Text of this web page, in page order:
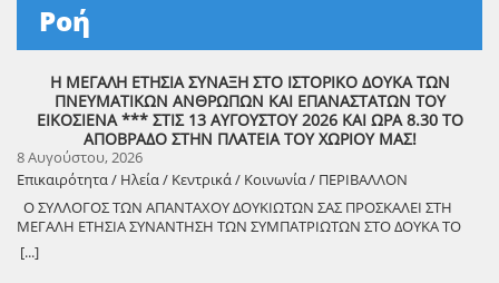
Ροή
Η ΜΕΓΑΛΗ ΕΤΗΣΙΑ ΣΥΝΑΞΗ ΣΤΟ ΙΣΤΟΡΙΚΟ ΔΟΥΚΑ ΤΩΝ
ΠΝΕΥΜΑΤΙΚΩΝ ΑΝΘΡΩΠΩΝ ΚΑΙ ΕΠΑΝΑΣΤΑΤΩΝ ΤΟΥ
ΕΙΚΟΣΙΕΝΑ *** ΣΤΙΣ 13 ΑΥΓΟΥΣΤΟΥ 2026 ΚΑΙ ΩΡΑ 8.30 ΤΟ
ΑΠΟΒΡΑΔΟ ΣΤΗΝ ΠΛΑΤΕΙΑ ΤΟΥ ΧΩΡΙΟΥ ΜΑΣ!
8 Αυγούστου, 2026
Επικαιρότητα / Ηλεία / Κεντρικά / Κοινωνία / ΠΕΡΙΒΑΛΛΟΝ
Ο ΣΥΛΛΟΓΟΣ ΤΩΝ ΑΠΑΝΤΑΧΟΥ ΔΟΥΚΙΩΤΩΝ ΣΑΣ ΠΡΟΣΚΑΛΕΙ ΣΤΗ
ΜΕΓΑΛΗ ΕΤΗΣΙΑ ΣΥΝΑΝΤΗΣΗ ΤΩΝ ΣΥΜΠΑΤΡΙΩΤΩΝ ΣΤΟ ΔΟΥΚΑ ΤΟ
ΑΘΑΝΑΤΟ! Μεγάλη η χαρά η δική μας για το ριζιμιό μας και για
τον επαναστάτη πρόγονό μας που πολέμησε με το σπαθί στο χέρι
[...]